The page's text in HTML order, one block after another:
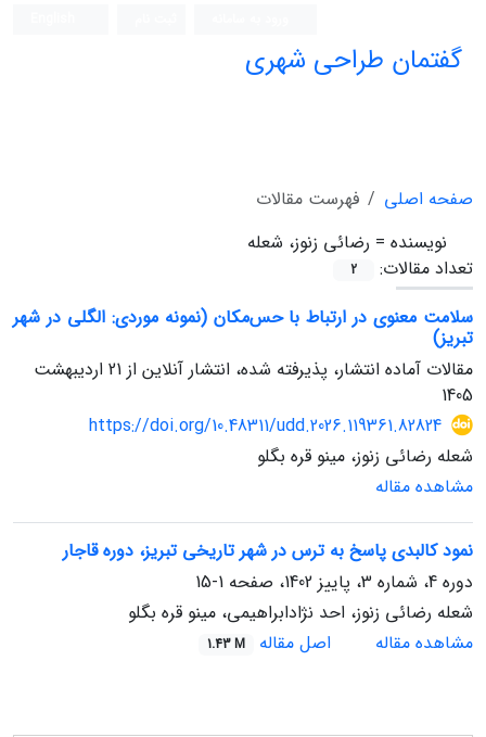
گفتمان طراحی شهری
صفحه اصلی
فهرست مقالات
نویسنده = رضائی زنوز، شعله
تعداد مقالات:
2
سلامت معنوی در ارتباط با حس‌مکان (نمونه موردی: الگلی در شهر
تبریز)
مقالات آماده انتشار، پذیرفته شده، انتشار آنلاین از
21 اردیبهشت
1405
https://doi.org/10.48311/udd.2026.119361.82824
شعله رضائی زنوز، مینو قره بگلو
مشاهده مقاله
نمود کالبدی پاسخ به ترس در شهر تاریخی تبریز، دوره قاجار
دوره 4، شماره 3، پاییز 1402، صفحه
1-15
شعله رضائی زنوز، احد نژادابراهیمی، مینو قره بگلو
مشاهده مقاله
اصل مقاله 1.43 M